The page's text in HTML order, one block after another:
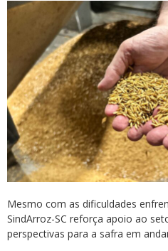
Mesmo com as dificuldades
SindArroz-SC reforça apoio ao
perspectivas para a safra em